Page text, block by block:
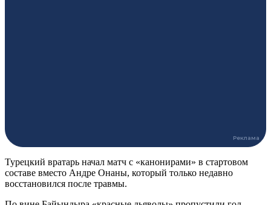
Турецкий вратарь начал матч с «канонирами» в стартовом
составе вместо Андре Онаны, который только недавно
восстановился после травмы.